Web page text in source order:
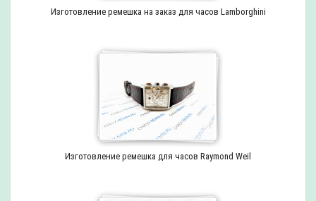
Изготовление ремешка на заказ для часов Lamborghini
Изготовление ремешка для часов Raymond Weil